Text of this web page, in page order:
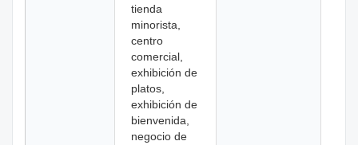
tienda
minorista,
centro
comercial,
exhibición de
platos,
exhibición de
bienvenida,
negocio de